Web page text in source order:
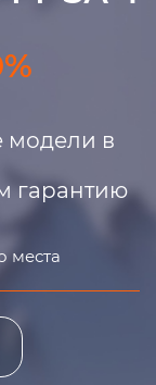
модели в
гарантию
места